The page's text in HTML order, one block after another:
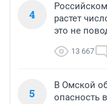
4
растет
это не
13 667
5
В Омской
опасность